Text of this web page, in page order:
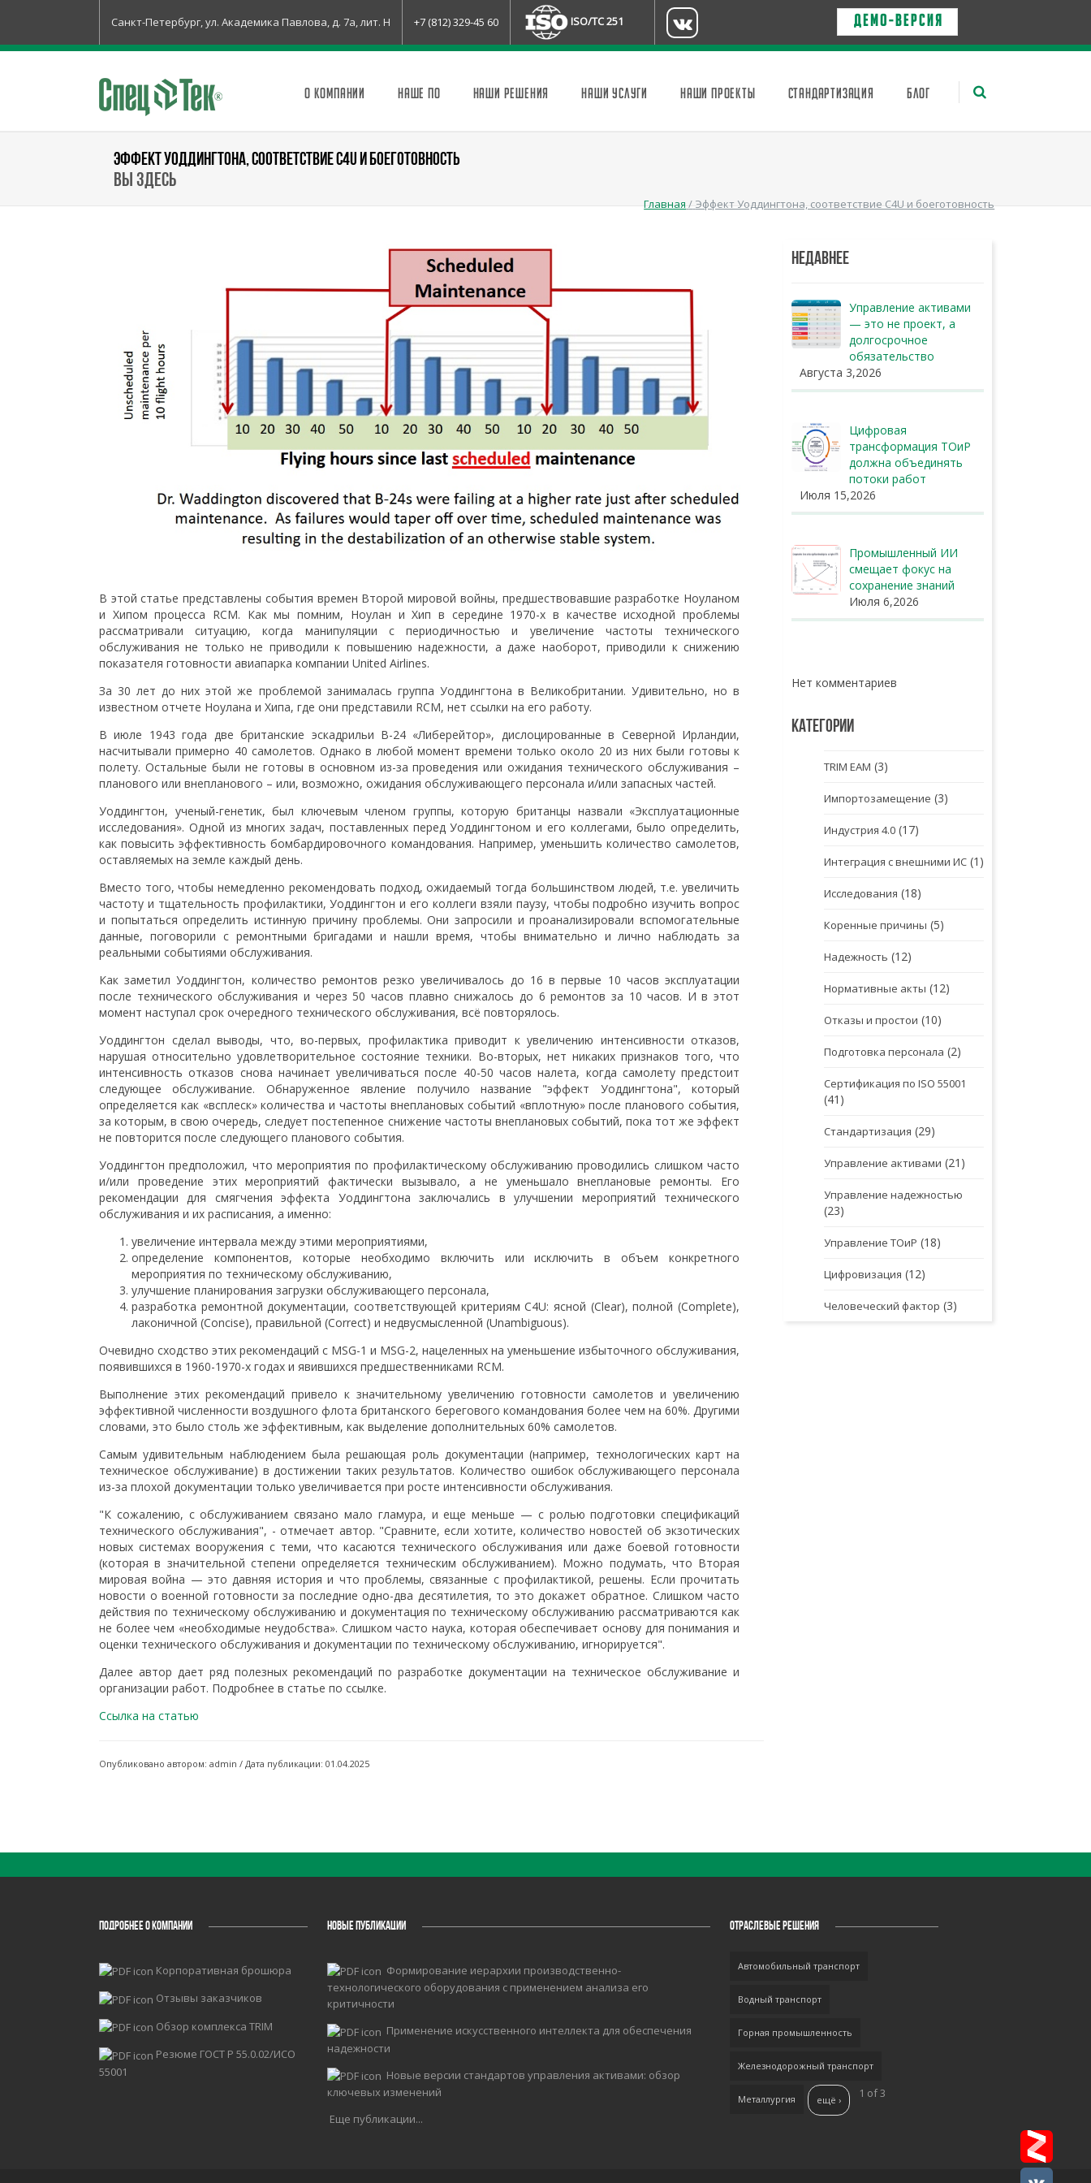
Санкт-Петербург, ул. Академика Павлова, д. 7а, лит. Н +7 (812) 329-45 60 ISO/TC 251 Д Е М О - в е р с и я
О КОМПАНИИ НАШЕ ПО НАШИ РЕШЕНИЯ НАШИ УСЛУГИ НАШИ ПРОЕКТЫ СТАНДАРТИЗАЦИЯ БЛОГ
ЭФФЕКТ УОДДИНГТОНА, СООТВЕТСТВИЕ C4U И БОЕГОТОВНОСТЬ
Вы здесь
Главная/ Эффект Уоддингтона, соответствие C4U и боеготовность
В этой статье представлены события времен Второй мировой войны, предшествовавшие разработке Ноуланом
и Хипом процесса RCM. Как мы помним, Ноулан и Хип в середине 1970-х в качестве исходной проблемы
рассматривали ситуацию, когда манипуляции с периодичностью и увеличение частоты технического
обслуживания не только не приводили к повышению надежности, а даже наоборот, приводили к снижению
показателя готовности авиапарка компании United Airlines.
За 30 лет до них этой же проблемой занималась группа Уоддингтона в Великобритании. Удивительно, но в
известном отчете Ноулана и Хипа, где они представили RCM, нет ссылки на его работу.
В июле 1943 года две британские эскадрильи B-24 «Либерейтор», дислоцированные в Северной Ирландии,
насчитывали примерно 40 самолетов. Однако в любой момент времени только около 20 из них были готовы к
полету. Остальные были не готовы в основном из-за проведения или ожидания технического обслуживания –
планового или внепланового – или, возможно, ожидания обслуживающего персонала и/или запасных частей.
Уоддингтон, ученый-генетик, был ключевым членом группы, которую британцы назвали «Эксплуатационные
исследования». Одной из многих задач, поставленных перед Уоддингтоном и его коллегами, было определить,
как повысить эффективность бомбардировочного командования. Например, уменьшить количество самолетов,
оставляемых на земле каждый день.
Вместо того, чтобы немедленно рекомендовать подход, ожидаемый тогда большинством людей, т.е. увеличить
частоту и тщательность профилактики, Уоддингтон и его коллеги взяли паузу, чтобы подробно изучить вопрос
и попытаться определить истинную причину проблемы. Они запросили и проанализировали вспомогательные
данные, поговорили с ремонтными бригадами и нашли время, чтобы внимательно и лично наблюдать за
реальными событиями обслуживания.
Как заметил Уоддингтон, количество ремонтов резко увеличивалось до 16 в первые 10 часов эксплуатации
после технического обслуживания и через 50 часов плавно снижалось до 6 ремонтов за 10 часов. И в этот
момент наступал срок очередного технического обслуживания, всё повторялось.
Уоддингтон сделал выводы, что, во-первых, профилактика приводит к увеличению интенсивности отказов,
нарушая относительно удовлетворительное состояние техники. Во-вторых, нет никаких признаков того, что
интенсивность отказов снова начинает увеличиваться после 40-50 часов налета, когда самолету предстоит
следующее обслуживание. Обнаруженное явление получило название "эффект Уоддингтона", который
определяется как «всплеск» количества и частоты внеплановых событий «вплотную» после планового события,
за которым, в свою очередь, следует постепенное снижение частоты внеплановых событий, пока тот же эффект
не повторится после следующего планового события.
Уоддингтон предположил, что мероприятия по профилактическому обслуживанию проводились слишком часто
и/или проведение этих мероприятий фактически вызывало, а не уменьшало внеплановые ремонты. Его
рекомендации для смягчения эффекта Уоддингтона заключались в улучшении мероприятий технического
обслуживания и их расписания, а именно:
увеличение интервала между этими мероприятиями,
определение компонентов, которые необходимо включить или исключить в объем конкретного
мероприятия по техническому обслуживанию,
улучшение планирования загрузки обслуживающего персонала,
разработка ремонтной документации, соответствующей критериям C4U: ясной (Clear), полной (Complete),
лаконичной (Concise), правильной (Correct) и недвусмысленной (Unambiguous).
Очевидно сходство этих рекомендаций с MSG-1 и MSG-2, нацеленных на уменьшение избыточного обслуживания,
появившихся в 1960-1970-х годах и явившихся предшественниками RCM.
Выполнение этих рекомендаций привело к значительному увеличению готовности самолетов и увеличению
эффективной численности воздушного флота британского берегового командования более чем на 60%. Другими
словами, это было столь же эффективным, как выделение дополнительных 60% самолетов.
Самым удивительным наблюдением была решающая роль документации (например, технологических карт на
техническое обслуживание) в достижении таких результатов. Количество ошибок обслуживающего персонала
из-за плохой документации только увеличивается при росте интенсивности обслуживания.
"К сожалению, с обслуживанием связано мало гламура, и еще меньше — с ролью подготовки спецификаций
технического обслуживания", - отмечает автор. "Сравните, если хотите, количество новостей об экзотических
новых системах вооружения с теми, что касаются технического обслуживания или даже боевой готовности
(которая в значительной степени определяется техническим обслуживанием). Можно подумать, что Вторая
мировая война — это давняя история и что проблемы, связанные с профилактикой, решены. Если прочитать
новости о военной готовности за последние одно-два десятилетия, то это докажет обратное. Слишком часто
действия по техническому обслуживанию и документация по техническому обслуживанию рассматриваются как
не более чем «необходимые неудобства». Слишком часто наука, которая обеспечивает основу для понимания и
оценки технического обслуживания и документации по техническому обслуживанию, игнорируется".
Далее автор дает ряд полезных рекомендаций по разработке документации на техническое обслуживание и
организации работ. Подробнее в статье по ссылке.
Ссылка на статью
Опубликовано автором: admin / Дата публикации: 01.04.2025
НЕДАВНЕЕ
Управление активами
— это не проект, а
долгосрочное
обязательство
Августа 3,2026
Цифровая
трансформация ТОиР
должна объединять
потоки работ
Июля 15,2026
Промышленный ИИ
смещает фокус на
сохранение знаний
Июля 6,2026
Нет комментариев
КАТЕГОРИИ
TRIM EAM (3)
Импортозамещение (3)
Индустрия 4.0(17)
Интеграция с внешними ИС(1)
Исследования (18)
Коренные причины (5)
Надежность (12)
Нормативные акты (12)
Отказы и простои (10)
Подготовка персонала (2)
Сертификация по ISO 55001
(41)
Стандартизация (29)
Управление активами (21)
Управление надежностью
(23)
Управление ТОиР (18)
Цифровизация (12)
Человеческий фактор (3)
ПОДРОБНЕЕ О КОМПАНИИ
Корпоративная брошюра
Отзывы заказчиков
Обзор комплекса TRIM
Резюме ГОСТ Р 55.0.02/ИСО
55001
НОВЫЕ ПУБЛИКАЦИИ
Формирование иерархии производственно-
технологического оборудования с применением анализа его
критичности
Применение искусственного интеллекта для обеспечения
надежности
Новые версии стандартов управления активами: обзор
ключевых изменений
Еще публикации...
ОТРАСЛЕВЫЕ РЕШЕНИЯ
Автомобильный транспорт
Водный транспорт
Горная промышленность
Железнодорожный транспорт
Металлургия 1 of 3
ещё ›